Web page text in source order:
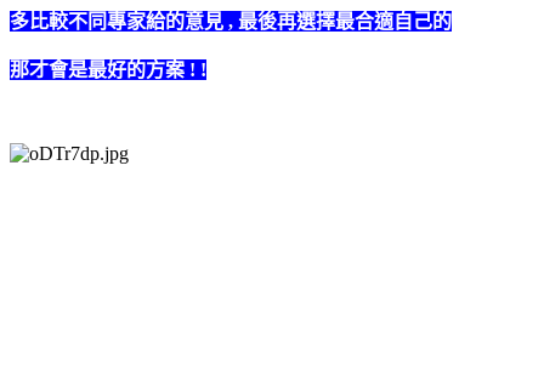
多比較不同專家給的意見 , 最後再選擇最合適自己的
那才會是最好的方案 ! !